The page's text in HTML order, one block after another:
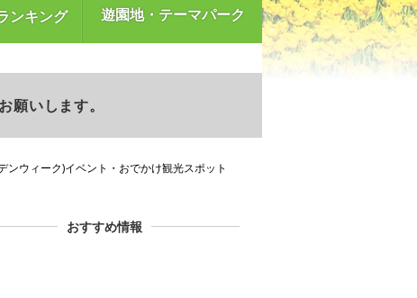
ンキング 遊園地・テーマパーク
いします。
ンウィーク)イベント・おでかけ観光スポット
おすすめ情報